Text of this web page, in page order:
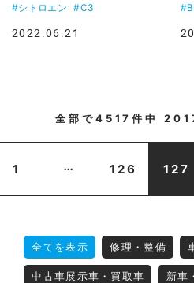
#シトロエン #C3
2022.06.21
全部で4517件中
1 ... 126 127
全てを表示 修理・整備
中古車展示車・買取車 新車